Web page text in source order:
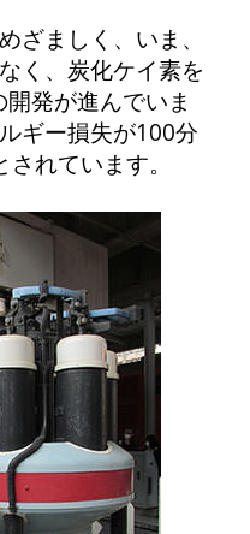
ざましく、いま、
く、炭化ケイ素を
発が進んでいま
ギー損失が100分
れています。